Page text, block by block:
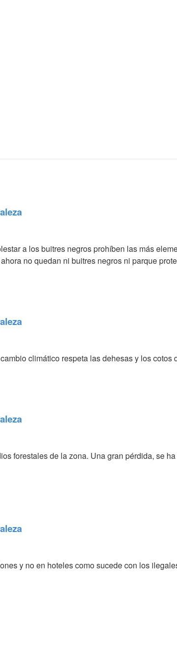
a los buitres negros prohíben las más
no quedan ni buitres negros ni parque
climático respeta las dehesas y los cotos
forestales de la zona. Una gran pérdida, se
y no en hoteles como sucede con los